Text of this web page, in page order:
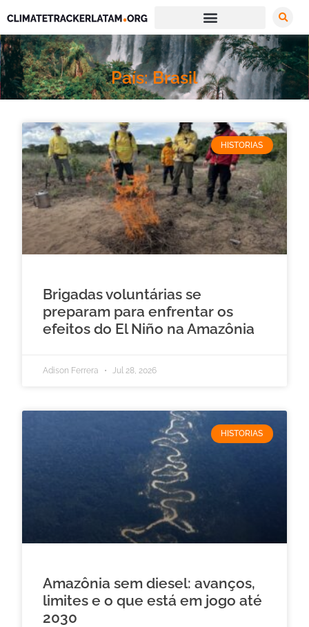
País: Brasil
HISTORIAS
Brigadas voluntárias se
preparam para enfrentar os
efeitos do El Niño na Amazônia
Adison Ferrera Jul 28, 2026
HISTORIAS
Amazônia sem diesel: avanços,
limites e o que está em jogo até
2030